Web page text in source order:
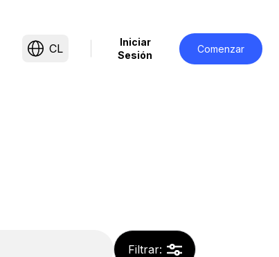
CL
Iniciar
Sesión
Comenzar
Filtrar: